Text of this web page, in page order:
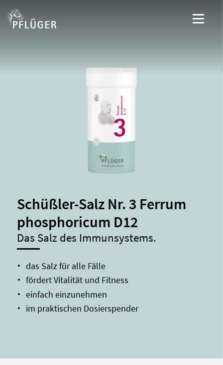
Schüßler-Salz Nr. 3 Ferrum
phosphoricum D12
Das Salz des Immunsystems.
das Salz für alle Fälle
fördert Vitalität und Fitness
einfach einzunehmen
im praktischen Dosierspender